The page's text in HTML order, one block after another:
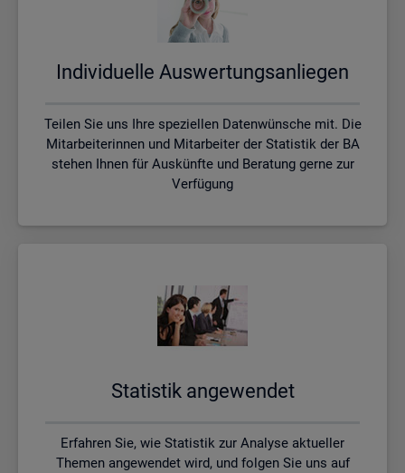
In­di­vi­du­el­le Aus­wer­tungs­an­lie­gen
Teilen Sie uns Ihre speziellen Datenwünsche mit. Die
Mitarbeiterinnen und Mitarbeiter der Statistik der BA
stehen Ihnen für Auskünfte und Beratung gerne zur
Verfügung
Sta­tis­tik an­ge­wen­det
Erfahren Sie, wie Statistik zur Analyse aktueller
Themen angewendet wird, und folgen Sie uns auf